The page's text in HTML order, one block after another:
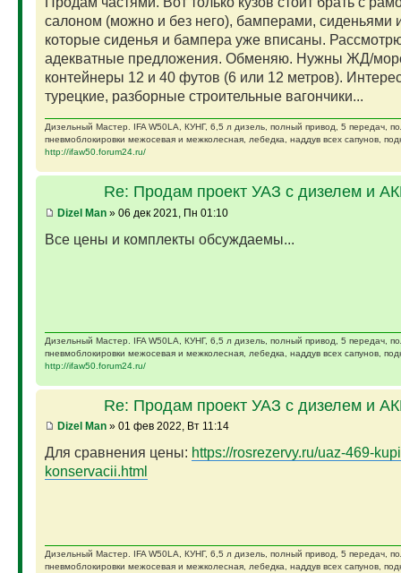
салоном (можно и без него), бамперами, сиденьями
которые сиденья и бампера уже вписаны.
адекватные предложения. Обменяю. Нужны ЖД/
контейнеры 12 и 40 футов (6 или 12 метров).
турецкие, разборные строительные вагончики...
Дизельный Мастер. IFA W50LA, КУНГ, 6,5 л дизель, полный привод, 5 передач,
пневмоблокировки межосевая и межколесная, лебедка, наддув всех сапунов,
http://ifaw50.forum24.ru/
Re: Продам проект УАЗ с дизелем и
Dizel Man» 06 дек 2021, Пн 01:10
Все цены и комплекты обсуждаемы...
Дизельный Мастер. IFA W50LA, КУНГ, 6,5 л дизель, полный привод, 5 передач,
пневмоблокировки межосевая и межколесная, лебедка, наддув всех сапунов,
http://ifaw50.forum24.ru/
Re: Продам проект УАЗ с дизелем и
Dizel Man» 01 фев 2022, Вт 11:14
Для сравнения цены: https://rosrezervy.ru/uaz-469-
konservacii.html
Дизельный Мастер. IFA W50LA, КУНГ, 6,5 л дизель, полный привод, 5 передач,
пневмоблокировки межосевая и межколесная, лебедка, наддув всех сапунов,